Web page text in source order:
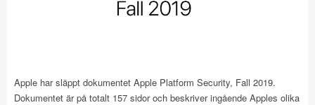
Apple har släppt dokumentet Apple Platform Security, Fall 2019.
Dokumentet är på totalt 157 sidor och beskriver ingående Apples olika